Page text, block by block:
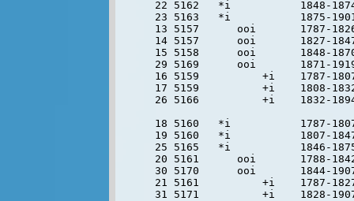
22 5162   *i           1848-
23 5163   *i           1875-
13 5157      ooi       1787-
14 5157      ooi       1827-
15 5158      ooi       1848-
29 5169      ooi
16 5159          +i    1787-
17 5159          +i    1808-1832
26 5166          +i    1832-
18 5160   *i           1787-1807
19 5160   *i           1807-
25 5165   *i           1846-
20 5161      ooi       1788-
30 5170      ooi       1844-
21 5161          +i    1787-
31 5171          +i    1828-